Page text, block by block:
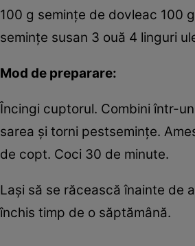
100 g seminţe de dovleac 100
seminţe susan 3 ouă 4 linguri
Mod de preparare:
Încingi cuptorul. Combini într-
sarea şi torni pestseminţe.
de copt. Coci 30 de minute.
Laşi să se răcească înainte de
închis timp de o săptămână.